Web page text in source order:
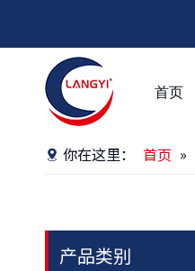
首页
你在这里： 首页 »
产品类别